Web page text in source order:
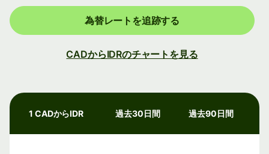
為替レートを追跡する
CADからIDRのチャートを見る
1 CADからIDR 過去30日間 過去90日間